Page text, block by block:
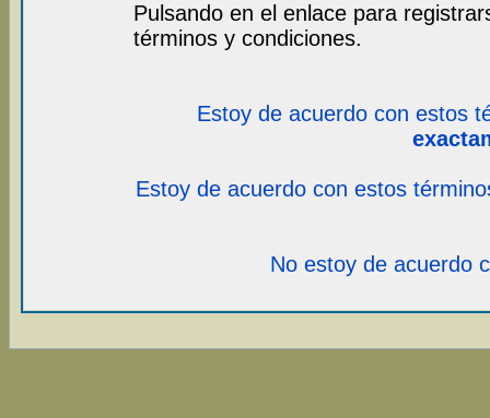
Pulsando en el enlace para
términos y condiciones.
Estoy de acuerdo con estos
Estoy de acuerdo con estos
No estoy de acuerdo